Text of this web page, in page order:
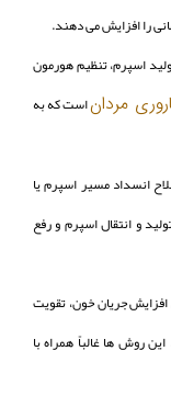
را افزایش می‌ دهند.
اسپرم، تنظیم هورمون‌
مرداناست که به
انسداد مسیر اسپرم یا
و انتقال اسپرم و رفع
جریان خون، تقویت
روش‌ ها غالباً همراه با